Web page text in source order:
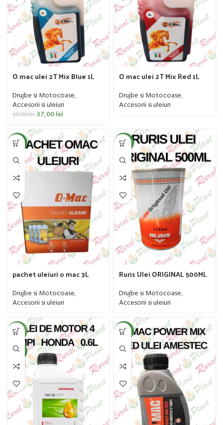
O mac ulei 2T Mix Blue 1L
Drujbe si Motocoase,
Accesorii si uleiuri
39,00lei 37,00lei
O mac ulei 2T Mix Red 1L
Drujbe si Motocoase,
Accesorii si uleiuri
NEW
pachet uleiuri o mac 3L
Drujbe si Motocoase,
Accesorii si uleiuri
NEW
Ruris Ulei ORIGINAL 500ML
Drujbe si Motocoase,
Accesorii si uleiuri
-18%
NEW
NEW